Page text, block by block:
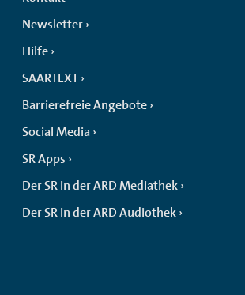
Newsletter
Hilfe
SAARTEXT
Barrierefreie Angebote
Social Media
SR Apps
Der SR in der ARD Mediathek
Der SR in der ARD Audiothek